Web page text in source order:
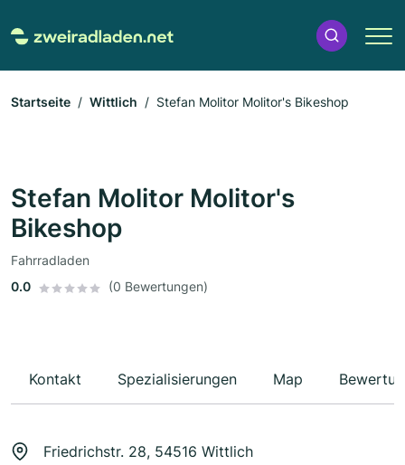
Startseite Wittlich Stefan Molitor Molitor's Bikeshop
Stefan Molitor Molitor's
Bikeshop
Fahrradladen
0.0
(0 Bewertungen)
Kontakt Spezialisierungen Map
Friedrichstr. 28, 54516 Wittlich